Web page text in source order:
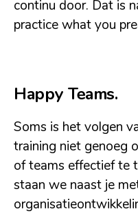
continu door. Dat is
practice what you
Happy Teams.
Soms is het volgen
training niet genoeg
of teams effectief te
staan we naast je